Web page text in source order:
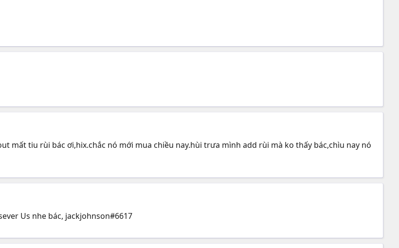
mất tiu rùi bác ơi,hix.chắc nó mới mua chiều nay.hùi trưa mình add rùi mà ko thấy bác,chìu nay nó
Us nhe bác, jackjohnson#6617